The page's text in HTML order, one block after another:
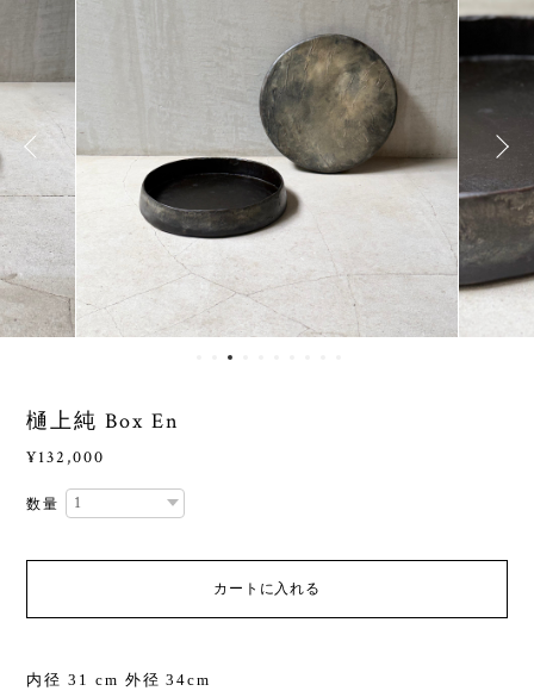
樋上純 Box En
¥132,000
数量
カートに入れる
内径 31 cm 外径 34cm